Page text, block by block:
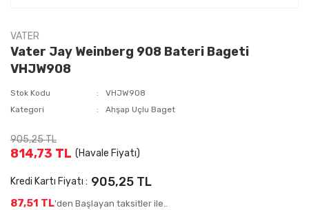
VATER
Vater Jay Weinberg 908 Bateri Bageti
VHJW908
Stok Kodu
VHJW908
Kategori
Ahşap Uçlu Baget
905,25 TL
814,73 TL (Havale Fiyatı)
Kredi Kartı Fiyatı : 905,25 TL
87,51 TL'den Başlayan taksitler ile..